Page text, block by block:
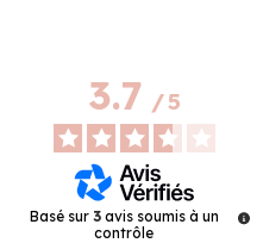
3.7 /5
Basé sur 3 avis soumis à un
contrôle